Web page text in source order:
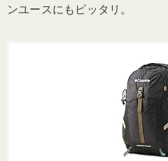
ンユースにもピッタリ。